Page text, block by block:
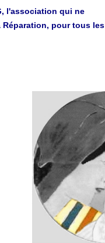
l'association qui ne
Réparation, pour tous les